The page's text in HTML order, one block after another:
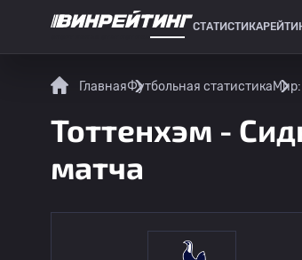
СТАТИСТИКА
ГлавнаяФутбольная статистика
Тоттенхэм -
матча